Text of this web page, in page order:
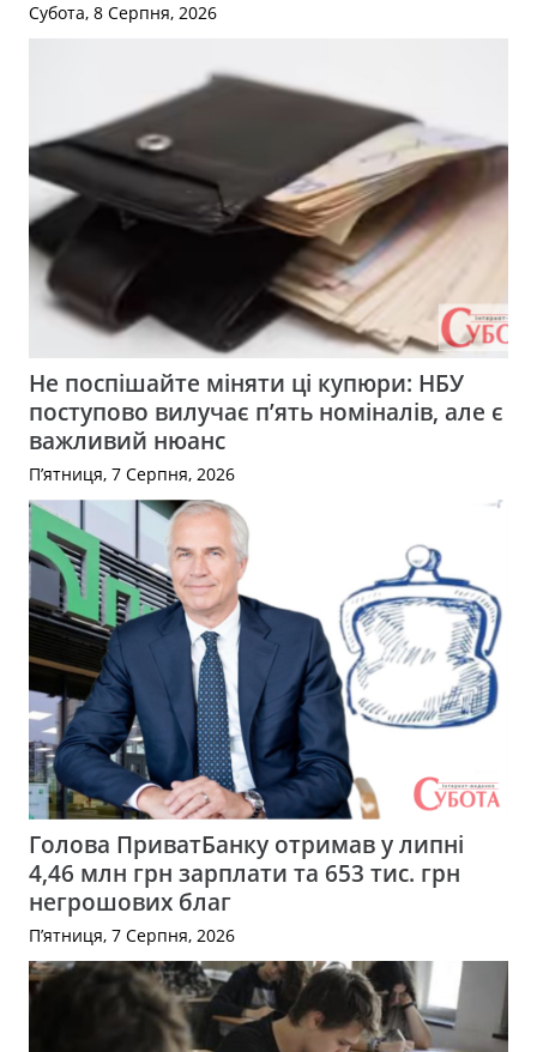
Субота, 8 Серпня, 2026
Не поспішайте міняти ці купюри: НБУ
поступово вилучає п’ять номіналів, але є
важливий нюанс
П’ятниця, 7 Серпня, 2026
Голова ПриватБанку отримав у липні
4,46 млн грн зарплати та 653 тис. грн
негрошових благ
П’ятниця, 7 Серпня, 2026